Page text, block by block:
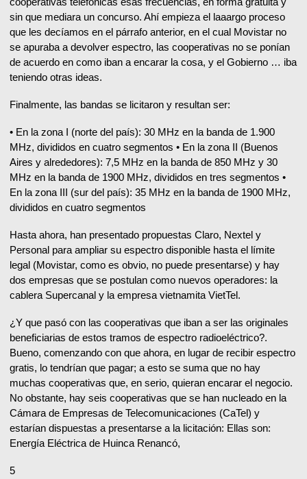
sin que mediara un concurso. Ahí empieza el laaargo proceso
que les decíamos en el párrafo anterior, en el cual Movistar no
se apuraba a devolver espectro, las cooperativas no se ponían
de acuerdo en como iban a encarar la cosa, y el Gobierno … iba
teniendo otras ideas.
Finalmente, las bandas se licitaron y resultan ser:
• En la zona I (norte del país): 30 MHz en la banda de 1.900
MHz, divididos en cuatro segmentos • En la zona II (Buenos
Aires y alrededores): 7,5 MHz en la banda de 850 MHz y 30
MHz en la banda de 1900 MHz, divididos en tres segmentos •
En la zona III (sur del país): 35 MHz en la banda de 1900 MHz,
divididos en cuatro segmentos
Hasta ahora, han presentado propuestas Claro, Nextel y
Personal para ampliar su espectro disponible hasta el límite
legal (Movistar, como es obvio, no puede presentarse) y hay
dos empresas que se postulan como nuevos operadores: la
cablera Supercanal y la empresa vietnamita VietTel.
¿Y que pasó con las cooperativas que iban a ser las originales
beneficiarias de estos tramos de espectro radioeléctrico?.
Bueno, comenzando con que ahora, en lugar de recibir espectro
gratis, lo tendrían que pagar; a esto se suma que no hay
muchas cooperativas que, en serio, quieran encarar el negocio.
No obstante, hay seis cooperativas que se han nucleado en la
Cámara de Empresas de Telecomunicaciones (CaTel) y
estarían dispuestas a presentarse a la licitación: Ellas son:
Energía Eléctrica de Huinca Renancó,
5